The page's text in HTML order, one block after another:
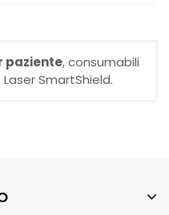
paziente, consumabili
SmartShield.